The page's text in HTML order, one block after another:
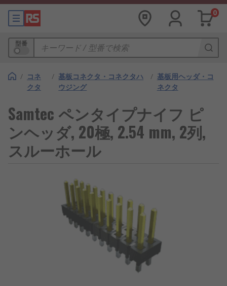
0
型番
/ コネ
クタ
/ 基板コネクタ・コネクタハ
ウジング
/ 基板用ヘッダ・コ
ネクタ
Samtec ペンタイプナイフ ピ
ンヘッダ, 20極, 2.54 mm, 2列,
スルーホール